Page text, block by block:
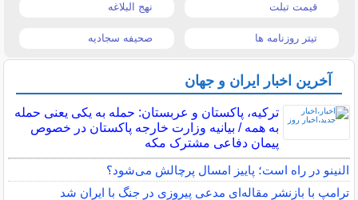
قیمت تبلت نهج البلاغه
تیتر روزنامه ها صحیفه سجادیه
آخرین اخبار ایران و جهان
ترکیه، پاکستان و عربستان: حمله به یکی یعنی حمله
به همه / بیانیه وزارت خارجه پاکستان در خصوص
پیمان دفاعی مشترک مکه
النینو در راه است؛ پاییز امسال پرچالش می‌شود؟
ترامپ با بازنشر مقاله‌ای مدعی پیروزی در جنگ با ایران شد